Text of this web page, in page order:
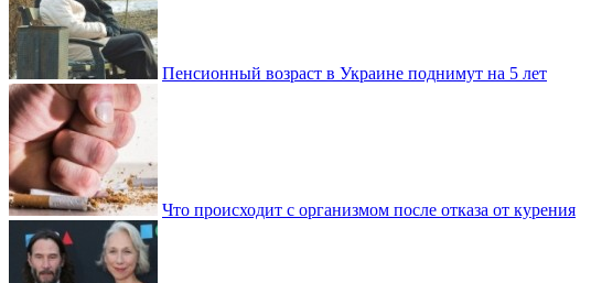
Пенсионный возраст в Украине поднимут на 5 лет
Что происходит с организмом после отказа от курения